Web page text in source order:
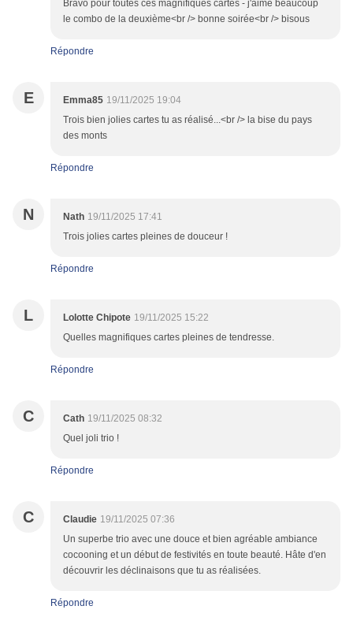
Bravo pour toutes ces magnifiques cartes - j'aime beaucoup
le combo de la deuxième<br /> bonne soirée<br /> bisous
Répondre
E Emma85 19/11/2025 19:04
Trois bien jolies cartes tu as réalisé...<br /> la bise du pays
des monts
Répondre
N Nath 19/11/2025 17:41
Trois jolies cartes pleines de douceur !
Répondre
L Lolotte Chipote 19/11/2025 15:22
Quelles magnifiques cartes pleines de tendresse.
Répondre
C Cath 19/11/2025 08:32
Quel joli trio !
Répondre
C Claudie 19/11/2025 07:36
Un superbe trio avec une douce et bien agréable ambiance
cocooning et un début de festivités en toute beauté. Hâte d'en
découvrir les déclinaisons que tu as réalisées.
Répondre